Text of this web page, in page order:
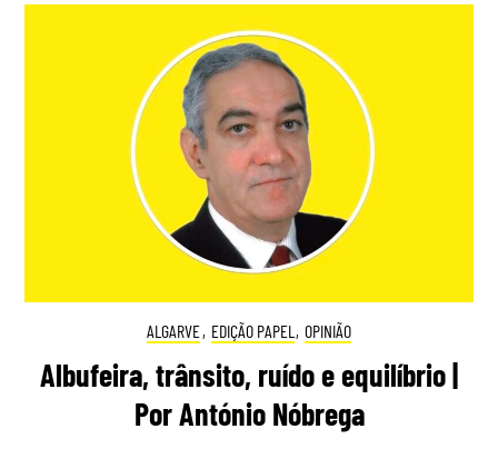
ALGARVE, EDIÇÃO PAPEL , OPINIÃO
Albufeira, trânsito, ruído e equilíbrio |
Por António Nóbrega